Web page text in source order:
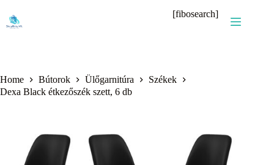
content
[fibosearch]
Home Bútorok Ülőgarnitúra
Székek
Dexa Black étkezőszék szett, 6 db